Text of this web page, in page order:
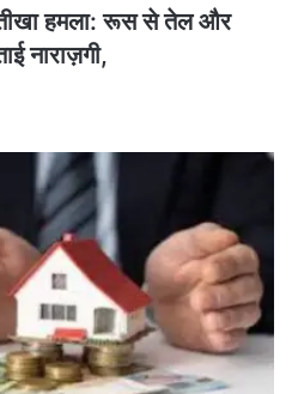
तीखा हमला: रूस से तेल और
नाराज़गी,